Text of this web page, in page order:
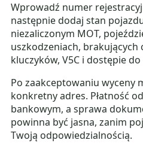
Wprowadź numer
następnie dodaj stan
niezaliczonym MOT,
uszkodzeniach, brakujących
kluczyków, V5C i dostępie do
Po zaakceptowaniu wyceny
konkretny adres. Płatność
bankowym, a sprawa
powinna być jasna, zanim
Twoją odpowiedzialnością.